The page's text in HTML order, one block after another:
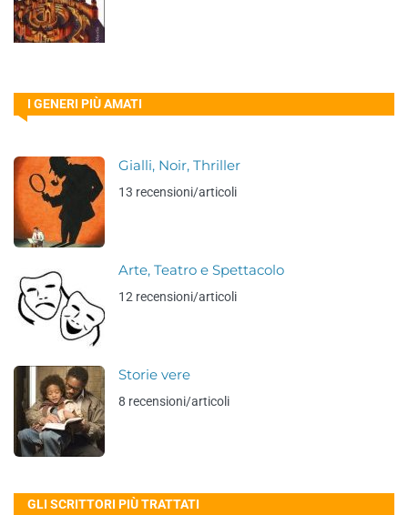
I GENERI PIÙ AMATI
Gialli, Noir, Thriller
13 recensioni/articoli
Arte, Teatro e Spettacolo
12 recensioni/articoli
Storie vere
8 recensioni/articoli
GLI SCRITTORI PIÙ TRATTATI